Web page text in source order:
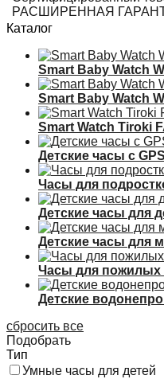
РАСШИРЕННАЯ
Каталог
Smart Baby Watch
Smart Baby Watch
Smart Watch Tiroki
Детские часы с GPS
Часы для
Детские часы для
Детские часы для
Часы для пожилых
Детские
сбросить все
Подобрать
Тип
Умные часы для детей